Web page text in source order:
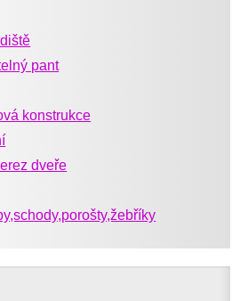
pant
konstrukce
dveře